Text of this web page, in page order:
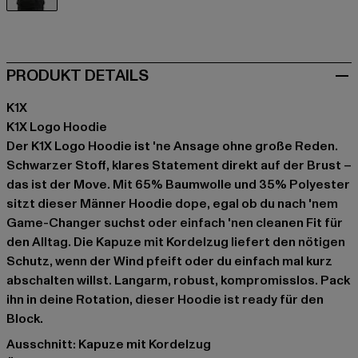
PRODUKT DETAILS
K1X
K1X Logo Hoodie
Der K1X Logo Hoodie ist 'ne Ansage ohne große Reden.
Schwarzer Stoff, klares Statement direkt auf der Brust –
das ist der Move. Mit 65% Baumwolle und 35% Polyester
sitzt dieser Männer Hoodie dope, egal ob du nach 'nem
Game-Changer suchst oder einfach 'nen cleanen Fit für
den Alltag. Die Kapuze mit Kordelzug liefert den nötigen
Schutz, wenn der Wind pfeift oder du einfach mal kurz
abschalten willst. Langarm, robust, kompromisslos. Pack
ihn in deine Rotation, dieser Hoodie ist ready für den
Block.
Ausschnitt: Kapuze mit Kordelzug